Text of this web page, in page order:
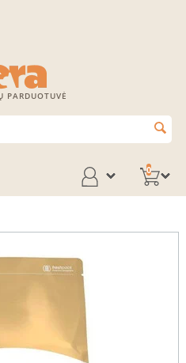
PARDUOTUVĖ
0